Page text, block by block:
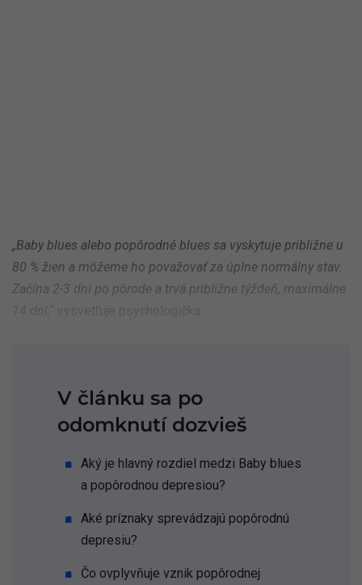
„Baby blues alebo popôrodné blues sa vyskytuje približne u
80 % žien a môžeme ho považovať za úplne normálny stav.
Začína 2-3 dni po pôrode a trvá približne týždeň, maximálne
V článku sa po
odomknutí dozvieš
Aký je hlavný rozdiel medzi Baby blues
a popôrodnou depresiou?
Aké príznaky sprevádzajú popôrodnú
depresiu?
Čo ovplyvňuje vznik popôrodnej